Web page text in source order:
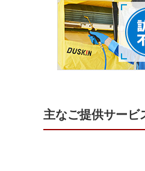
主なご提供サービ